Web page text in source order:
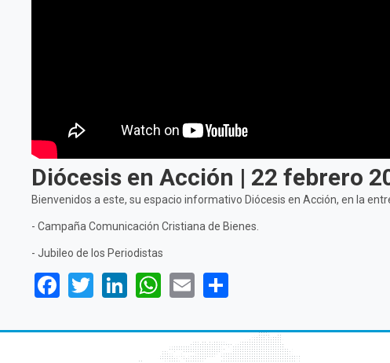
Diócesis en Acción | 22 febrero
Bienvenidos a este, su espacio informativo Diócesis en Acción, en la
- Campaña Comunicación Cristiana de Bienes.
- Jubileo de los Periodistas
Facebook
TwitterLinkedIn
WhatsApp
Email